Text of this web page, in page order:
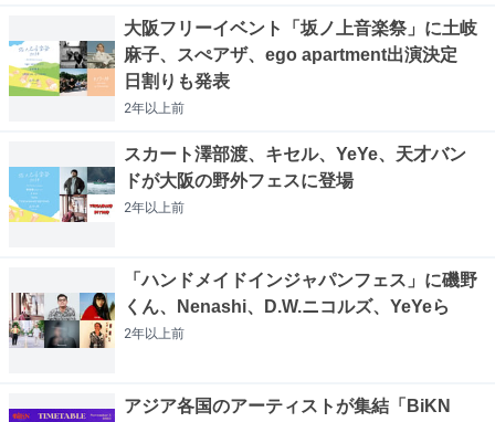
大阪フリーイベント「坂ノ上音楽祭」に土岐
麻子、スぺアザ、ego apartment出演決定
日割りも発表
2年以上前
スカート澤部渡、キセル、YeYe、天才バン
ドが大阪の野外フェスに登場
2年以上前
「ハンドメイドインジャパンフェス」に磯野
くん、Nenashi、D.W.ニコルズ、YeYeら
2年以上前
アジア各国のアーティストが集結「BiKN